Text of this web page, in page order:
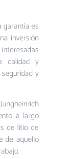
garantía es
inversión
calidad y
y
a largo
de litio de
de aquello